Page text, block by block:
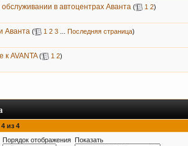
в автоцентрах Аванта ( 1 2)
Аванта ( 1 2 3 Последняя страница)
AVANTA ( 1 2)
из 4
Порядок отображения Показать